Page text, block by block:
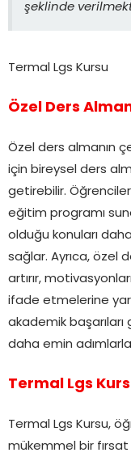
şeklinde
Termal Lgs Kursu
Özel Ders
Özel ders almanın
için bireysel ders
getirebilir.
eğitim programı
olduğu konuları
sağlar. Ayrıca, özel
artırır,
ifade etmelerine
akademik
daha emin
Termal Lgs
Termal Lgs Kursu,
mükemmel bir